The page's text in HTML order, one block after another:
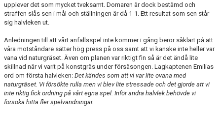
upplever det som mycket tveksamt. Domaren är dock bestämd och
straffen slås sen i mål och ställningen är då 1-1. Ett resultat som sen står
sig halvleken ut.
Anledningen till att vårt anfallsspel inte kommer i gång beror såklart på att
våra motståndare sätter hög press på oss samt att vi kanske inte heller var
vana vid naturgräset. Även om planen var riktigt fin så är det ändå lite
skillnad när vi varit på konstgräs under försäsongen. Lagkaptenen Emilias
ord om första halvleken: Det kändes som att vi var lite ovana med
naturgräset. Vi försökte rulla men vi blev lite stressade och det gjorde att vi
inte riktig fick ordning på vårt egna spel. Inför andra halvlek behövde vi
försöka hitta fler spelvändningar.